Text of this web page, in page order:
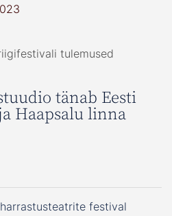
tulemused
tänab Eesti
Haapsalu linna
festival